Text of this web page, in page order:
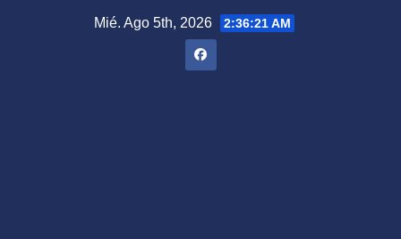
Mié. Ago 5th, 2026 2:36:22 AM